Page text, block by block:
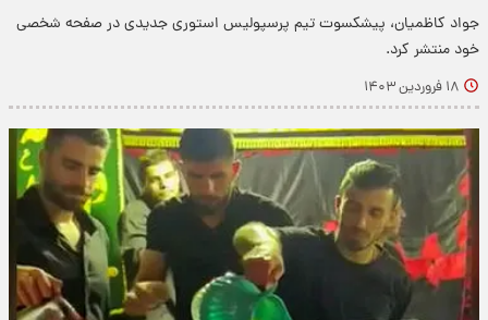
جواد کاظمیان، پیشکسوت تیم پرسپولیس استوری جدیدی در صفحه شخصی
خود منتشر کرد.
۱۸ فروردین ۱۴۰۳